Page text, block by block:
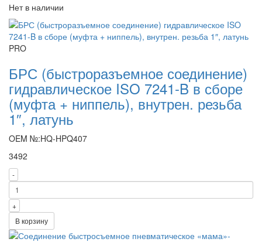
Нет в наличии
PRO
БРС (быстроразъемное соединение)
гидравлическое ISO 7241-B в сборе
(муфта + ниппель), внутрен. резьба
1″, латунь
OEM №:HQ-HPQ407
3492
-
+
В корзину